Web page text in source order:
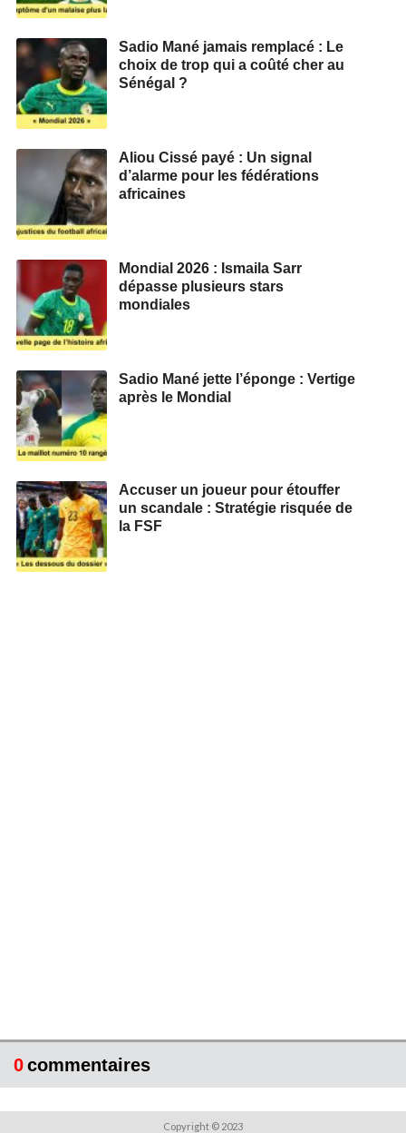
Sadio Mané jamais remplacé : Le
choix de trop qui a coûté cher au
Sénégal ?
Aliou Cissé payé : Un signal
d’alarme pour les fédérations
africaines
Mondial 2026 : Ismaila Sarr
dépasse plusieurs stars
mondiales
Sadio Mané jette l’éponge : Vertige
après le Mondial
Accuser un joueur pour étouffer
un scandale : Stratégie risquée de
la FSF
0commentaires
Copyright © 2023